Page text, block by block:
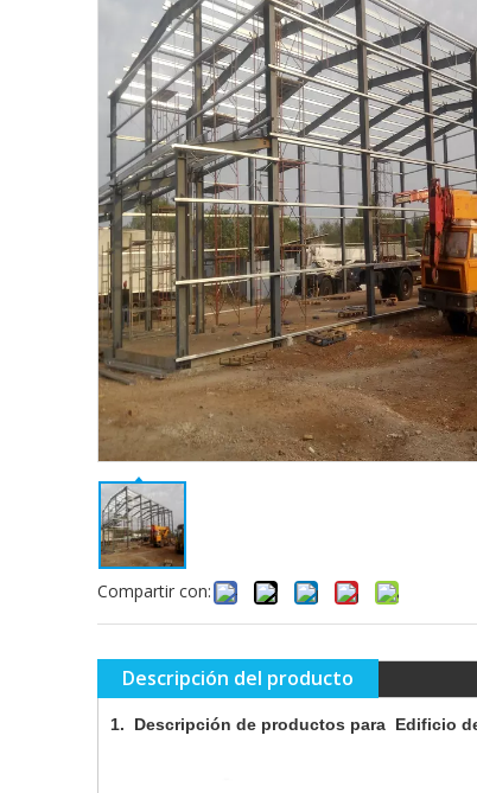
Compartir con:
Descripción del producto
1. Descripción de productos para Edificio